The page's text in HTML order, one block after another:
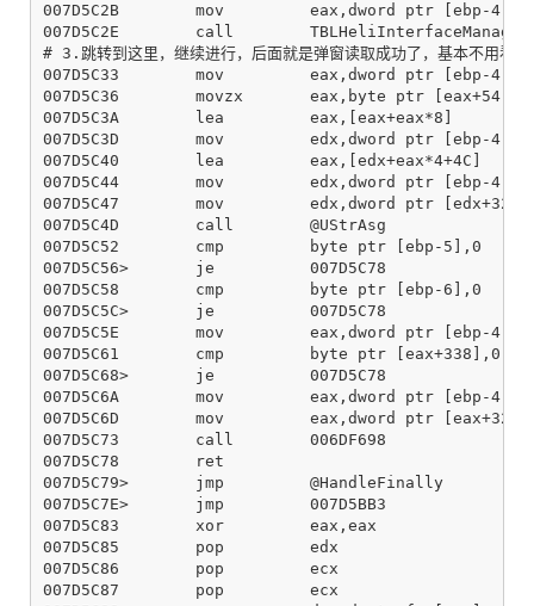
007D5C2B        mov         eax,dword ptr [ebp-4]
007D5C2E        call
# 3.跳转到这里，继续进行，后面就是弹窗读取成功了，基本不用看了
007D5C33        mov         eax,dword ptr [ebp-4]
007D5C36        movzx       eax,byte ptr
007D5C3A        lea         eax,[eax+eax*8]
007D5C3D        mov         edx,dword ptr [ebp-4]
007D5C40        lea         eax,[edx+eax*4+4C]
007D5C44        mov         edx,dword ptr [ebp-4]
007D5C47        mov         edx,dword ptr
007D5C4D        call        @UStrAsg
007D5C52        cmp         byte ptr [ebp-5],0
007D5C56>       je          007D5C78
007D5C58        cmp         byte ptr [ebp-6],0
007D5C5C>       je          007D5C78
007D5C5E        mov         eax,dword ptr [ebp-4]
007D5C61        cmp         byte ptr
007D5C68>       je          007D5C78
007D5C6A        mov         eax,dword ptr [ebp-4]
007D5C6D        mov         eax,dword ptr
007D5C73        call        006DF698
007D5C78        ret
007D5C79>       jmp         @HandleFinally
007D5C7E>       jmp         007D5BB3
007D5C83        xor         eax,eax
007D5C85        pop         edx
007D5C86        pop         ecx
007D5C87        pop         ecx